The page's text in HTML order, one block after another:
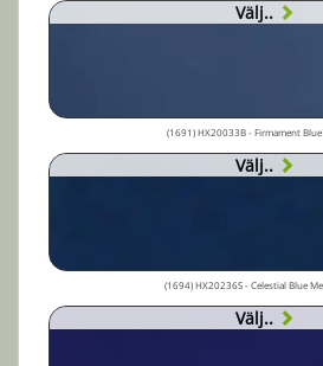
Välj..
(1691) HX20033B - Firmament Blue
Välj..
(1694) HX20236S - Celestial Blue
Välj..